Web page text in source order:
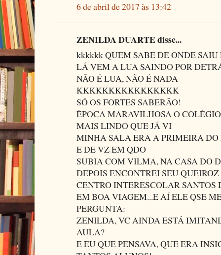
6 de abril de 2017 às 13:42
ZENILDA DUARTE disse...
kkkkkk QUEM SABE DE ONDE SAIU
LÁ VEM A LUA SAINDO POR
NÃO É LUA, NÃO É NADA
KKKKKKKKKKKKKKKK
SÓ OS FORTES SABERÃO!
ÉPOCA MARAVILHOSA O
MAIS LINDO QUE JÁ VI
MINHA SALA ERA A PRIMEIRA
E DE VZ EM QDO
SUBIA COM VILMA, NA CASA DO
DEPOIS ENCONTREI SEU
CENTRO INTERESCOLAR
EM BOA VIAGEM...E AÍ ELE QSE
PERGUNTA:
ZENILDA, VC AINDA ESTÁ
AULA?
E EU QUE PENSAVA, QUE ERA